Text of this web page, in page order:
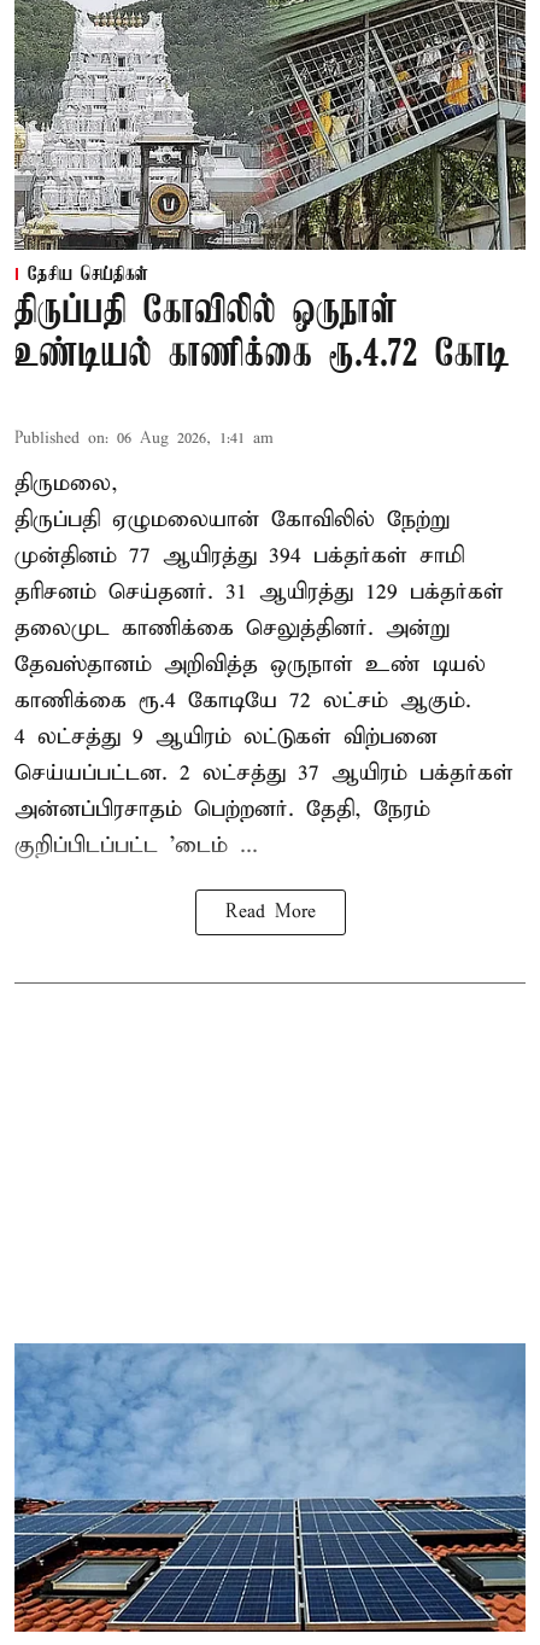
தேசிய செய்திகள்
திருப்பதி கோவிலில் ஒருநாள்
உண்டியல் காணிக்கை ரூ.4.72 கோடி
Published on: 06 Aug 2026, 1:41 am
திருமலை,
திருப்பதி ஏழுமலையான் கோவிலில் நேற்று
முன்தினம் 77 ஆயிரத்து 394 பக்தர்கள் சாமி
தரிசனம் செய்தனர். 31 ஆயிரத்து 129 பக்தர்கள்
தலைமுட காணிக்கை செலுத்தினர். அன்று
தேவஸ்தானம் அறிவித்த ஒருநாள் உண் டியல்
காணிக்கை ரூ.4 கோடியே 72 லட்சம் ஆகும்.
4 லட்சத்து 9 ஆயிரம் லட்டுகள் விற்பனை
செய்யப்பட்டன. 2 லட்சத்து 37 ஆயிரம் பக்தர்கள்
அன்னப்பிரசாதம் பெற்றனர். தேதி, நேரம்
குறிப்பிடப்பட்ட 'டைம் ...
Read More